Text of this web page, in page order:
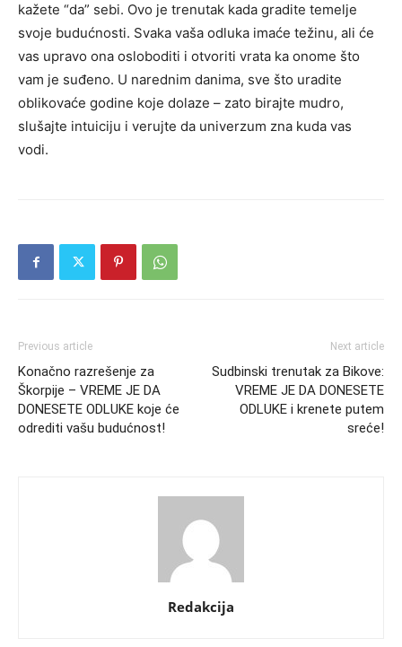
kažete “da” sebi. Ovo je trenutak kada gradite temelje
svoje budućnosti. Svaka vaša odluka imaće težinu, ali će
vas upravo ona osloboditi i otvoriti vrata ka onome što
vam je suđeno. U narednim danima, sve što uradite
oblikovaće godine koje dolaze – zato birajte mudro,
slušajte intuiciju i verujte da univerzum zna kuda vas
vodi.
Previous article
Konačno razrešenje za
Škorpije – VREME JE DA
DONESETE ODLUKE koje će
odrediti vašu budućnost!
Next article
Sudbinski trenutak za Bikove:
VREME JE DA DONESETE
ODLUKE i krenete putem
sreće!
Redakcija